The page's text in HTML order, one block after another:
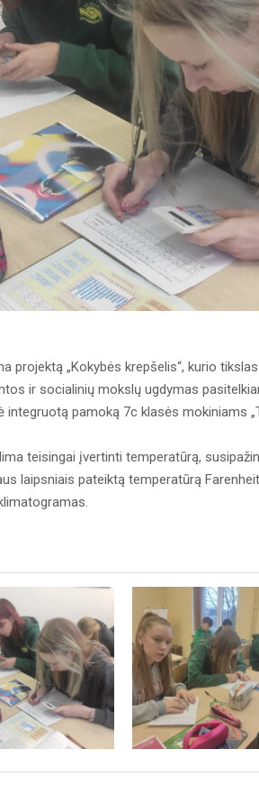
projektą „Kokybės krepšelis“, kurio
ir socialinių mokslų ugdymas
pamoką 7c klasės mokiniams
teisingai įvertinti temperatūrą,
laipsniais pateiktą temperatūrą